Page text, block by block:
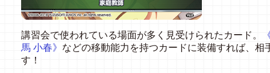
講習会で使われている場面が多く見受けられたカード。
馬 小春》 などの移動能力を持つカードに装備すれば、
す！